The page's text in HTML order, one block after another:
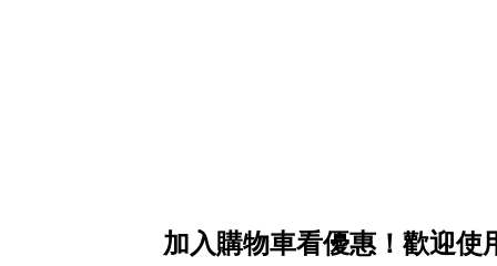
加入購物車看優惠！歡迎使